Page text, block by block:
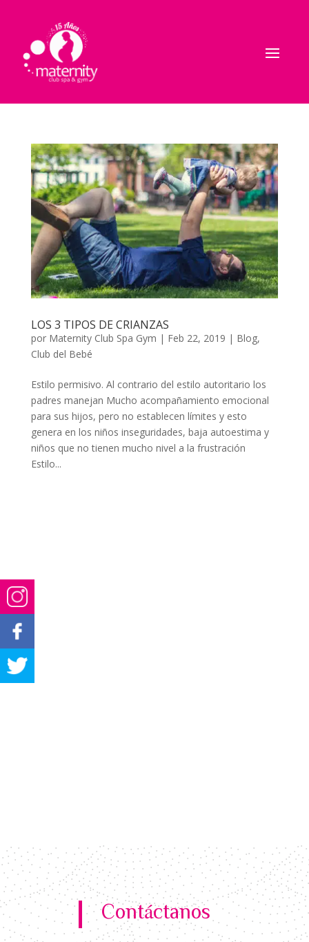
LOS 3 TIPOS DE CRIANZAS
por Maternity Club Spa Gym | Feb 22, 2019 | Blog,
Club del Bebé
Estilo permisivo. Al contrario del estilo autoritario los
padres manejan Mucho acompañamiento emocional
para sus hijos, pero no establecen límites y esto
genera en los niños inseguridades, baja autoestima y
niños que no tienen mucho nivel a la frustración
Estilo...
Contáctanos